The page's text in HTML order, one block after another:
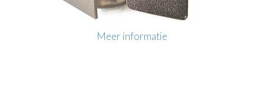
Meer informatie